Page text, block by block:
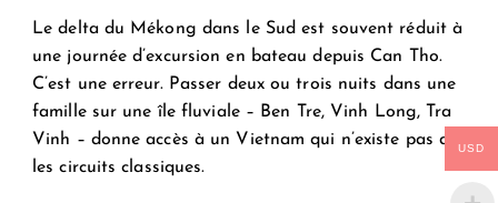
Le delta du Mékong dans le Sud est souvent réduit à
une journée d’excursion en bateau depuis Can Tho.
C’est une erreur. Passer deux ou trois nuits dans une
famille sur une île fluviale – Ben Tre, Vinh Long, Tra
Vinh – donne accès à un Vietnam qui n’existe pas dans
les circuits classiques.
USD